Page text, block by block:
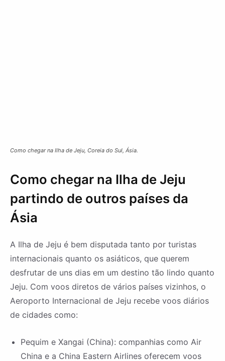
Como chegar na Ilha de Jeju, Coreia do Sul, Ásia.
Como chegar na Ilha de Jeju
partindo de outros países da
Ásia
A Ilha de Jeju é bem disputada tanto por turistas
internacionais quanto os asiáticos, que querem
desfrutar de uns dias em um destino tão lindo quanto
Jeju. Com voos diretos de vários países vizinhos, o
Aeroporto Internacional de Jeju recebe voos diários
de cidades como:
Pequim e Xangai (China): companhias como Air
China e a China Eastern Airlines oferecem voos